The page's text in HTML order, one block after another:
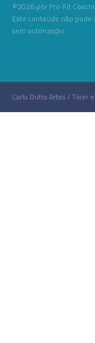
©2026 por Pro-Fit
Este conteúdo não
sem autorização.
Carla Dutra Artes / Tiver